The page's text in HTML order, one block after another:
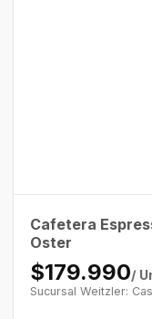
Cafetera
Oster
$179.990/
Sucursal Weitzler: